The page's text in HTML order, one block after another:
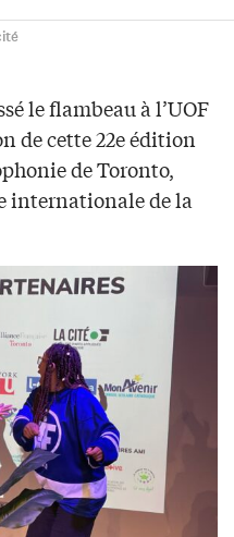
le flambeau à l’UOF
de cette 22e édition
de Toronto,
internationale de la